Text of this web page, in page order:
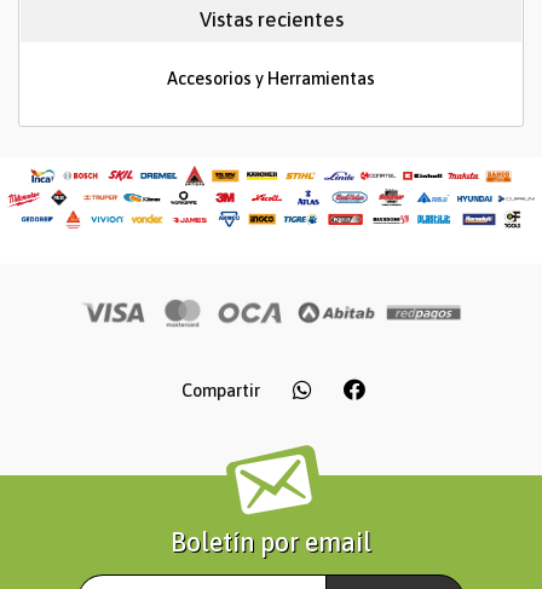
Vistas recientes
Accesorios y Herramientas
Compartir
Boletín por email